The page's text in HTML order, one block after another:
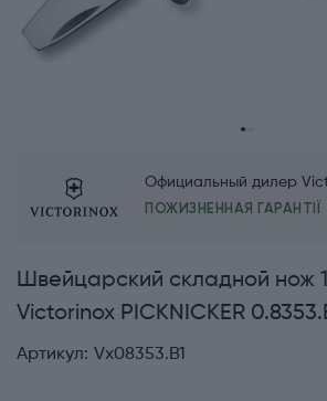
Официальный дилер
ПОЖИЗНЕННАЯ ГАРАНТІЇ
Швейцарский складной нож
Victorinox PICKNICKER
Артикул: Vx08353.B1